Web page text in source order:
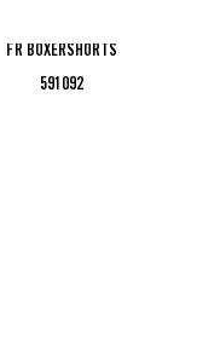
FR BOXERSHORTS
591092